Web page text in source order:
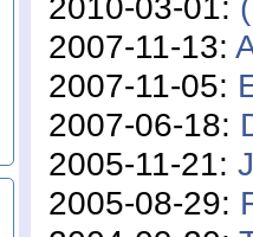
2007-11-13:
2007-11-05:
2007-06-18:
2005-11-21:
2005-08-29: